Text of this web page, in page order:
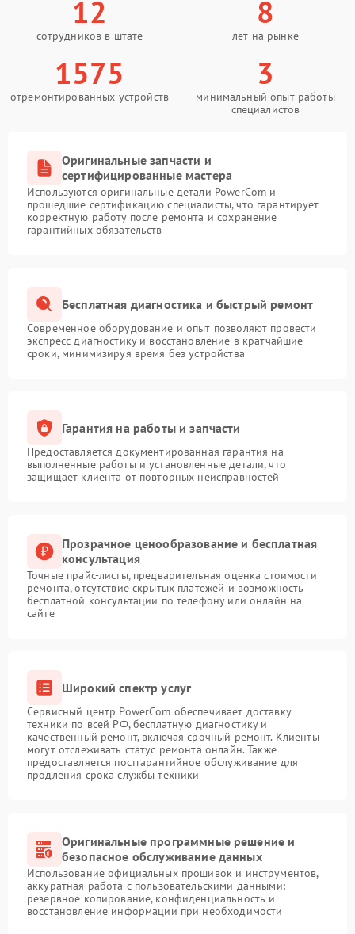
12
сотрудников в штате
8
лет на рынке
1575
отремонтированных устройств
3
минимальный опыт работы
специалистов
Оригинальные запчасти и
сертифицированные мастера
Используются оригинальные детали PowerCom и
прошедшие сертификацию специалисты, что гарантирует
корректную работу после ремонта и сохранение
гарантийных обязательств
Бесплатная диагностика и быстрый ремонт
Современное оборудование и опыт позволяют провести
экспресс-диагностику и восстановление в кратчайшие
сроки, минимизируя время без устройства
Гарантия на работы и запчасти
Предоставляется документированная гарантия на
выполненные работы и установленные детали, что
защищает клиента от повторных неисправностей
Прозрачное ценообразование и бесплатная
консультация
Точные прайс-листы, предварительная оценка стоимости
ремонта, отсутствие скрытых платежей и возможность
бесплатной консультации по телефону или онлайн на
сайте
Широкий спектр услуг
Сервисный центр PowerCom обеспечивает доставку
техники по всей РФ, бесплатную диагностику и
качественный ремонт, включая срочный ремонт. Клиенты
могут отслеживать статус ремонта онлайн. Также
предоставляется постгарантийное обслуживание для
продления срока службы техники
Оригинальные программные решение и
безопасное обслуживание данных
Использование официальных прошивок и инструментов,
аккуратная работа с пользовательскими данными:
резервное копирование, конфиденциальность и
восстановление информации при необходимости